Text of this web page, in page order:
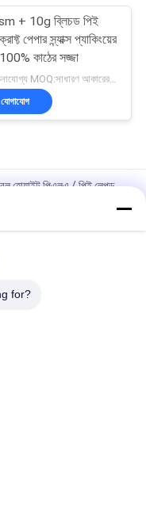
+ 10g ব্লিচড পিই
পেপার স্ন্যাক্স প্যাকিংয়ের
কাঠের সজ্জা
আলোচনাযোগ্য MOQ:সাধারণ আকারের জন্য 1 টন এবং বিশেষ আকারের জন্য 10 টন
যোগাযোগ
হোয়াইট পিএলএ / পিই লেপড
সিন্থেটিক পেপার
এবং অয়েলপ্রুফ পিই প্রলিপ্ত
for?